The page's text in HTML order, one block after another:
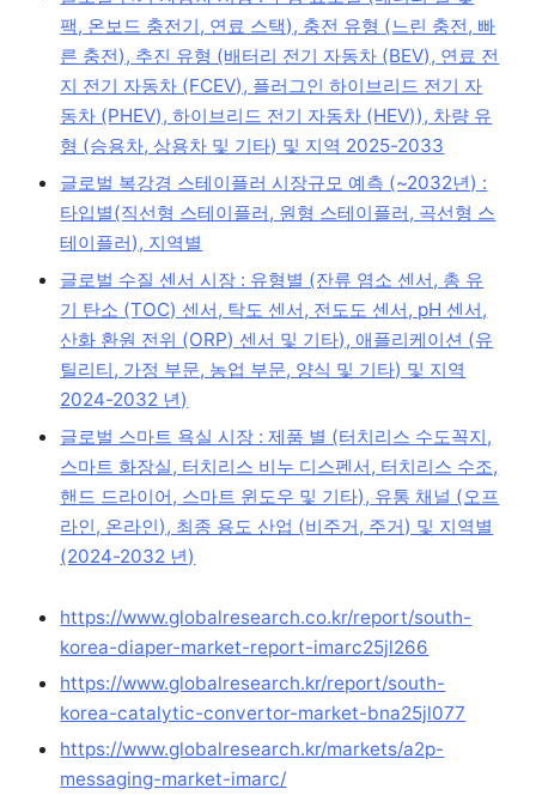
팩, 온보드 충전기, 연료 스택), 충전 유형 (느린 충전, 빠
른 충전), 추진 유형 (배터리 전기 자동차 (BEV), 연료 전
지 전기 자동차 (FCEV), 플러그인 하이브리드 전기 자
동차 (PHEV), 하이브리드 전기 자동차 (HEV)), 차량 유
형 (승용차, 상용차 및 기타) 및 지역 2025-2033
글로벌 복강경 스테이플러 시장규모 예측 (~2032년) :
타입별(직선형 스테이플러, 원형 스테이플러, 곡선형 스
테이플러), 지역별
글로벌 수질 센서 시장 : 유형별 (잔류 염소 센서, 총 유
기 탄소 (TOC) 센서, 탁도 센서, 전도도 센서, pH 센서,
산화 환원 전위 (ORP) 센서 및 기타), 애플리케이션 (유
틸리티, 가정 부문, 농업 부문, 양식 및 기타) 및 지역
2024-2032 년)
글로벌 스마트 욕실 시장 : 제품 별 (터치리스 수도꼭지,
스마트 화장실, 터치리스 비누 디스펜서, 터치리스 수조,
핸드 드라이어, 스마트 윈도우 및 기타), 유통 채널 (오프
라인, 온라인), 최종 용도 산업 (비주거, 주거) 및 지역별
(2024-2032 년)
https://www.globalresearch.co.kr/report/south-
korea-diaper-market-report-imarc25jl266
https://www.globalresearch.kr/report/south-
korea-catalytic-convertor-market-bna25jl077
https://www.globalresearch.kr/markets/a2p-
messaging-market-imarc/